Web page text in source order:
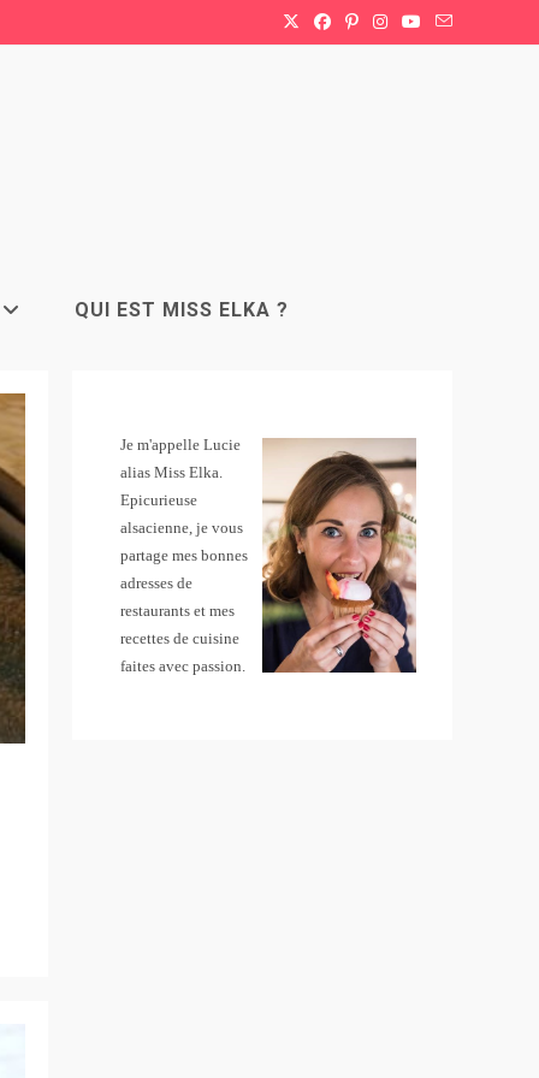
QUI EST MISS ELKA ?
Je m'appelle Lucie
alias Miss Elka.
Epicurieuse
alsacienne, je vous
partage mes bonnes
adresses de
restaurants et mes
recettes de cuisine
faites avec passion.